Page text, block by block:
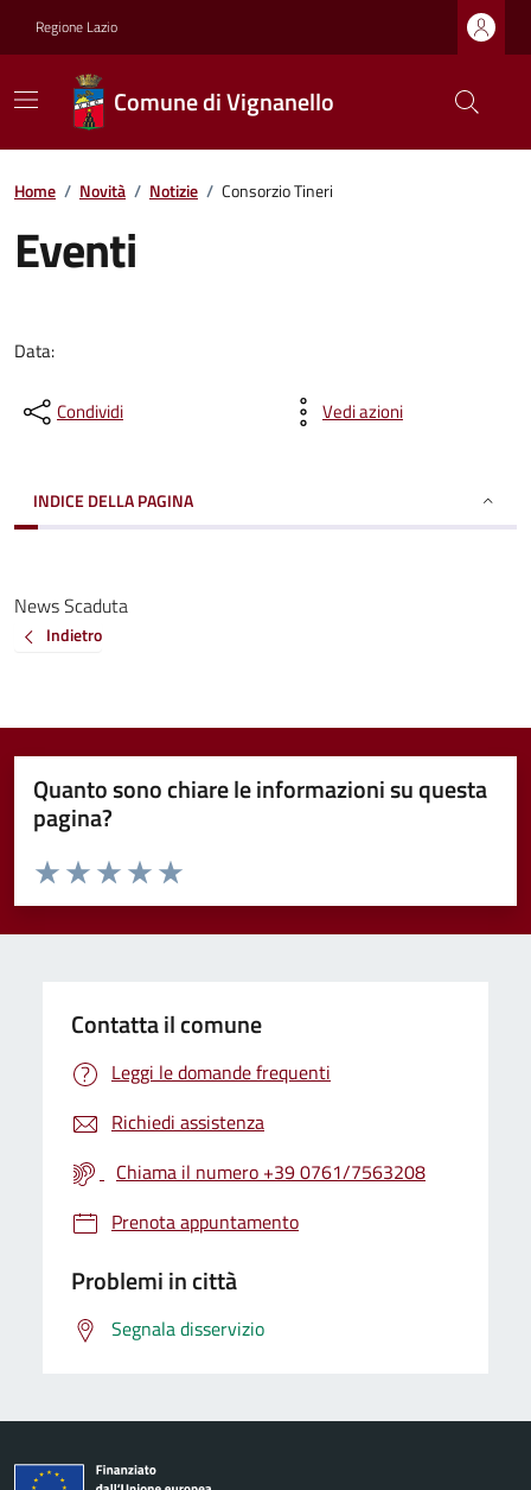
Regione Lazio
Comune di Vignanello
Home / Novità / Notizie / Consorzio Tineri
Eventi
Data:
Condividi Vedi azioni
INDICE DELLA PAGINA
News Scaduta
Indietro
Quanto sono chiare le informazioni su questa
pagina?
Valuta da 1 a 5 stelle la pagina
Valuta 5 stelle su 5
Valuta 4 stelle su 5
Valuta 3 stelle su 5
Valuta 2 stelle su 5
Valuta 1 stelle su 5
Contatta il comune
Leggi le domande frequenti
Richiedi assistenza
Chiama il numero +39 0761/7563208
Prenota appuntamento
Problemi in città
Segnala disservizio